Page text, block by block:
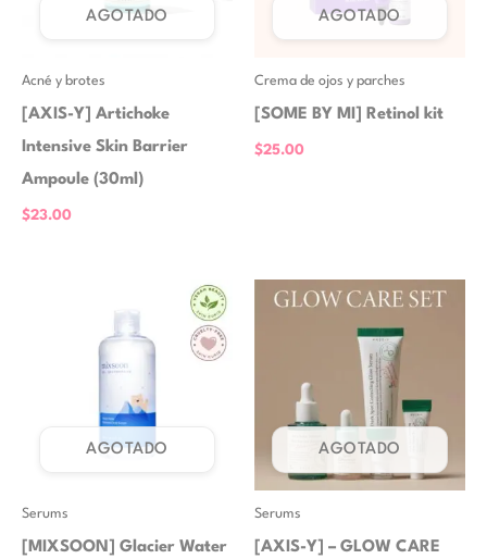
AGOTADO
Acné y brotes
[AXIS-Y] Artichoke
Intensive Skin Barrier
Ampoule (30ml)
$23.00
AGOTADO
Crema de ojos y parches
[SOME BY MI] Retinol kit
$25.00
AGOTADO
Serums
[MIXSOON] Glacier Water
AGOTADO
Serums
[AXIS-Y] – GLOW CARE
El
precio
original
$60.00.
El
precio
actual
es:
$51.00.